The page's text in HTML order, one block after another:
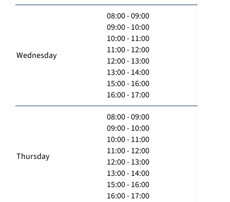
Wednesday
08:00 - 09:00
09:00 - 10:00
10:00 - 11:00
11:00 - 12:00
12:00 - 13:00
13:00 - 14:00
15:00 - 16:00
16:00 - 17:00
Thursday
08:00 - 09:00
09:00 - 10:00
10:00 - 11:00
11:00 - 12:00
12:00 - 13:00
13:00 - 14:00
15:00 - 16:00
16:00 - 17:00